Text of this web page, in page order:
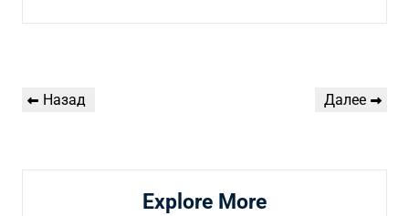
по
Предыдущая
Назад
Следующая
Далее
Explore More